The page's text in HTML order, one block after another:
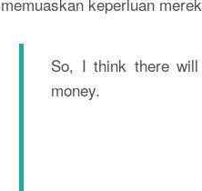
So, I think there
money.